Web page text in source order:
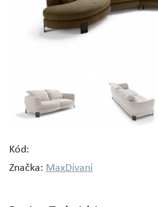
Kód:
Značka: MaxDivani